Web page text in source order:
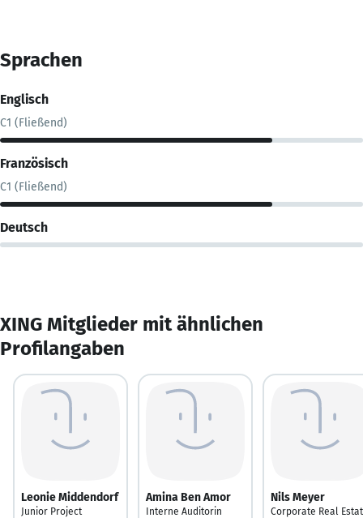
Sprachen
Englisch
C1 (Fließend)
Französisch
C1 (Fließend)
Deutsch
XING Mitglieder mit ähnlichen
Profilangaben
Leonie Middendorf
Junior Project
Amina Ben Amor
Interne Auditorin
Nils Meyer
Corporate Real